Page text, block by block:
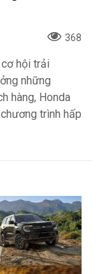
368
hội trải
những
hàng, Honda
trình hấp